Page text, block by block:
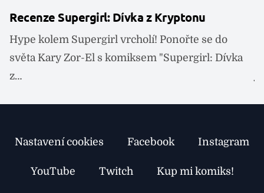
Recenze Supergirl: Dívka z Kryptonu
Hype kolem Supergirl vrcholí! Ponořte se do
světa Kary Zor-El s komiksem "Supergirl: Dívka
z…
Nastavení cookies Facebook Instagram
YouTube Twitch Kup mi komiks!